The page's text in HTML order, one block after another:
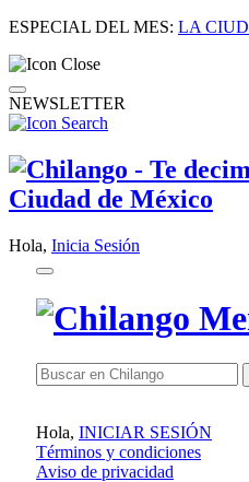
ESPECIAL DEL MES: LA
NEWSLETTER
Hola, Inicia Sesión
Hola, INICIAR SESIÓN
Términos y condiciones
Aviso de privacidad